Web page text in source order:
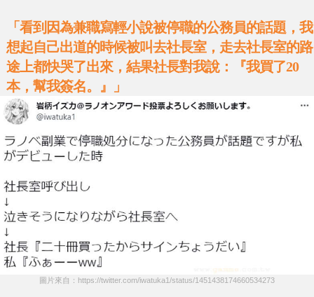
「看到因為兼職寫輕小說被停職的公務員的話題，我
想起自己出道的時候被叫去社長室，走去社長室的路
途上都快哭了出來，結果社長對我說：『我買了20
本，幫我簽名。』」
圖片來自：https://twitter.com/iwatuka1/status/1451438174660534273